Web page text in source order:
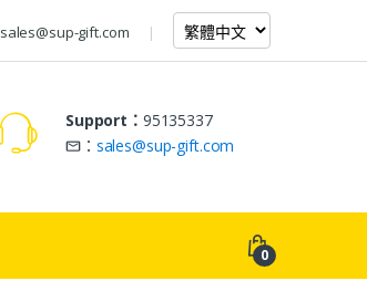
sales@sup-gift.com
Support： 95135337
： sales@sup-gift.com
0